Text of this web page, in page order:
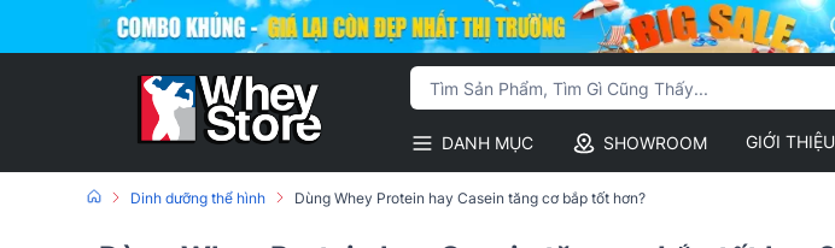
DANH MỤC SHOWROOM GIỚI THIỆU
Dinh dưỡng thể hình Dùng Whey Protein hay Casein tăng cơ bắp tốt hơn?